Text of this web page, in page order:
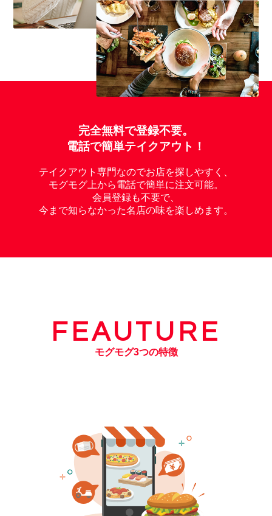
完全無料で登録不要。
電話で簡単テイクアウト！
テイクアウト専門なのでお店を探しやすく、
モグモグ上から電話で簡単に注文可能。
会員登録も不要で、
今まで知らなかった名店の味を楽しめます。
FEAUTURE
モグモグ3つの特徴